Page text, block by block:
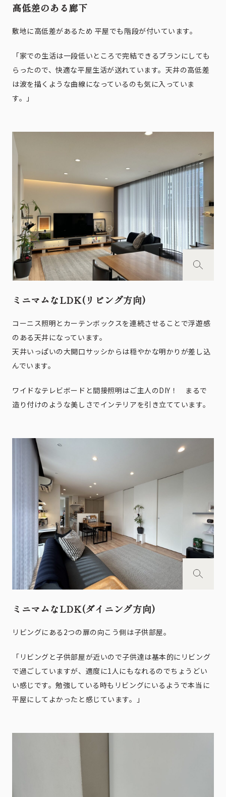
高低差のある廊下
敷地に高低差があるため 平屋でも階段が付いています。
「家での生活は一段低いところで完結できるプランにしても
らったので、快適な平屋生活が送れています。天井の高低差
は波を描くような曲線になっているのも気に入っていま
す。」
ミニマムなLDK(リビング方向)
コーニス照明とカーテンボックスを連続させることで浮遊感
のある天井になっています。
天井いっぱいの大開口サッシからは穏やかな明かりが差し込
んでいます。
ワイドなテレビボードと間接照明はご主人のDIY！ まるで
造り付けのような美しさでインテリアを引き立てています。
ミニマムなLDK(ダイニング方向)
リビングにある2つの扉の向こう側は子供部屋。
「リビングと子供部屋が近いので子供達は基本的にリビング
で過ごしていますが、適度に1人にもなれるのでちょうどい
い感じです。勉強している時もリビングにいるようで本当に
平屋にしてよかったと感じています。」